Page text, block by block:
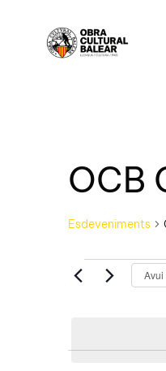
OCB
Esdeveniments
Avui